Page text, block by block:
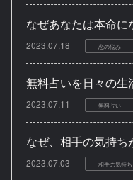
なぜあなたは本命に
2023.07.18 恋の悩み
無料占いを日々の生
2023.07.11 無料占い
なぜ、相手の気持
2023.07.03 相手の気持ち